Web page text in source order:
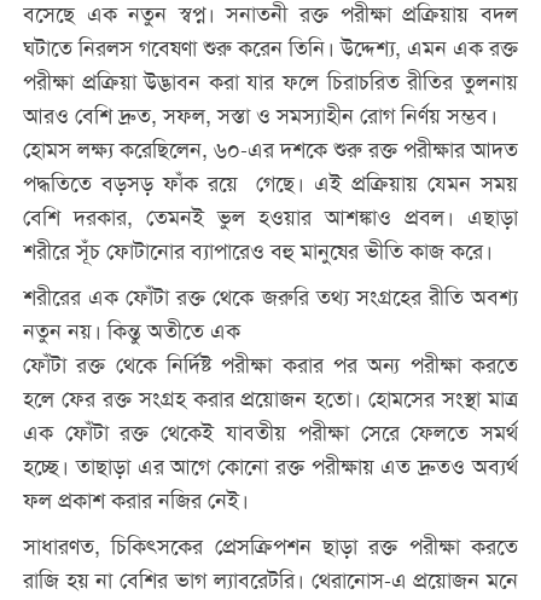
বসেছে এক নতুন স্বপ্ন। সনাতনী রক্ত পরীক্ষা প্রক্রিয়ায় বদল
ঘটাতে নিরলস গবেষণা শুরু করেন তিনি। উদ্দেশ্য, এমন এক রক্ত
পরীক্ষা প্রক্রিয়া উদ্ভাবন করা যার ফলে চিরাচরিত রীতির তুলনায়
আরও বেশি দ্রুত, সফল, সস্তা ও সমস্যাহীন রোগ নির্ণয় সম্ভব।
হোমস লক্ষ্য করেছিলেন, ৬০-এর দশকে শুরু রক্ত পরীক্ষার আদত
পদ্ধতিতে বড়সড় ফাঁক রয়ে গেছে। এই প্রক্রিয়ায় যেমন সময়
বেশি দরকার, তেমনই ভুল হওয়ার আশঙ্কাও প্রবল। এছাড়া
শরীরে সূঁচ ফোটানোর ব্যাপারেও বহু মানুষের ভীতি কাজ করে।
শরীরের এক ফোঁটা রক্ত থেকে জরুরি তথ্য সংগ্রহের রীতি অবশ্য
নতুন নয়। কিন্তু অতীতে এক
ফোঁটা রক্ত থেকে নির্দিষ্ট পরীক্ষা করার পর অন্য পরীক্ষা করতে
হলে ফের রক্ত সংগ্রহ করার প্রয়োজন হতো। হোমসের সংস্থা মাত্র
এক ফোঁটা রক্ত থেকেই যাবতীয় পরীক্ষা সেরে ফেলতে সমর্থ
হচ্ছে। তাছাড়া এর আগে কোনো রক্ত পরীক্ষায় এত দ্রুতও অব্যর্থ
ফল প্রকাশ করার নজির নেই।
সাধারণত, চিকিৎসকের প্রেসক্রিপশন ছাড়া রক্ত পরীক্ষা করতে
রাজি হয় না বেশির ভাগ ল্যাবরেটরি। থেরানোস-এ প্রয়োজন মনে